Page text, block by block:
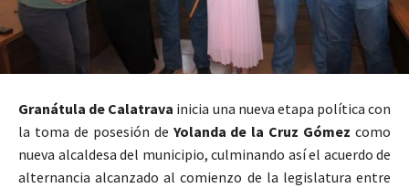
Granátula de Calatrava inicia una nueva etapa política con
la toma de posesión de Yolanda de la Cruz Gómez como
nueva alcaldesa del municipio, culminando así el acuerdo de
alternancia alcanzado al comienzo de la legislatura entre